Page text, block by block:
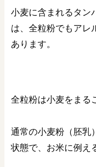
小麦に含まれるタン
は、全粒粉でもアレ
あります。
全粒粉は小麦をまる
通常の小麦粉（胚乳
状態で、お米に例え